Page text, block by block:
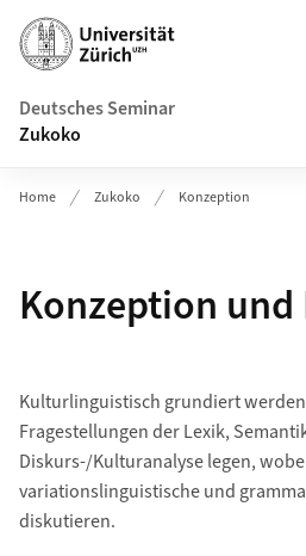
Header
Deutsches Seminar
Zukoko
Home Zukoko Konzeption
Konzeption
Kulturlinguistisch grundiert
Fragestellungen der Lexik,
Diskurs-/Kulturanalyse legen,
variationslinguistische und
diskutieren.